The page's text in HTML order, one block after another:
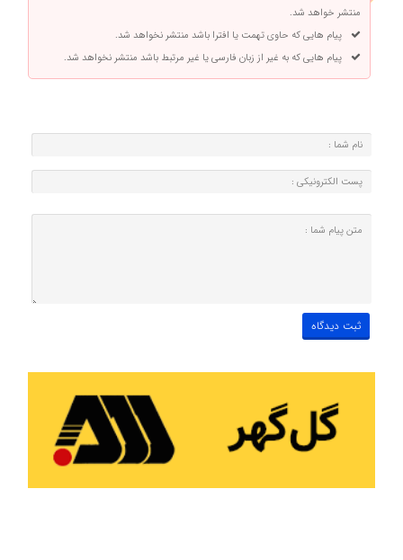
منتشر خواهد شد.
پیام هایی که حاوی تهمت یا افترا باشد منتشر نخواهد شد.
پیام هایی که به غیر از زبان فارسی یا غیر مرتبط باشد منتشر نخواهد شد.